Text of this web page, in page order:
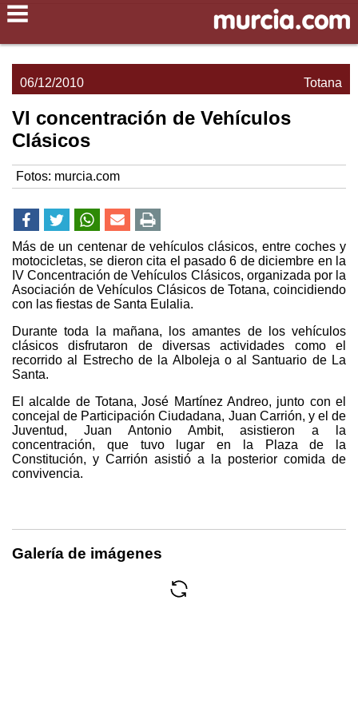
Totana
06/12/2010
VI concentración de Vehículos
Clásicos
Fotos: murcia.com
Más de un centenar de vehículos clásicos, entre coches y
motocicletas, se dieron cita el pasado 6 de diciembre en la
IV Concentración de Vehículos Clásicos, organizada por la
Asociación de Vehículos Clásicos de Totana, coincidiendo
con las fiestas de Santa Eulalia.
Durante toda la mañana, los amantes de los vehículos
clásicos disfrutaron de diversas actividades como el
recorrido al Estrecho de la Alboleja o al Santuario de La
Santa.
El alcalde de Totana, José Martínez Andreo, junto con el
concejal de Participación Ciudadana, Juan Carrión, y el de
Juventud, Juan Antonio Ambit, asistieron a la
concentración, que tuvo lugar en la Plaza de la
Constitución, y Carrión asistió a la posterior comida de
convivencia.
Galería de imágenes